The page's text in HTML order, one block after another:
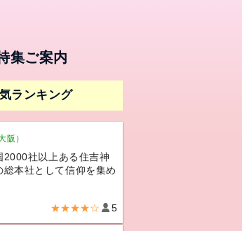
集ご案内
ランキング
阪）
2000社以上ある住吉神
総本社として信仰を集め
★★★★☆ 5